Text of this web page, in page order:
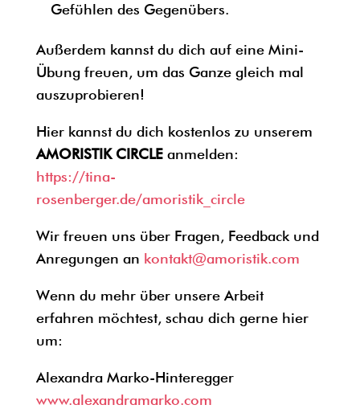
Gefühlen des Gegenübers.
Außerdem kannst du dich auf eine Mini-
Übung freuen, um das Ganze gleich mal
auszuprobieren!
Hier kannst du dich kostenlos zu unserem
AMORISTIK CIRCLEanmelden:
https://tina-
rosenberger.de/amoristik_circle
Wir freuen uns über Fragen, Feedback und
Anregungen an kontakt@amoristik.com
Wenn du mehr über unsere Arbeit
erfahren möchtest, schau dich gerne hier
um:
Alexandra Marko-Hinteregger
www.alexandramarko.com